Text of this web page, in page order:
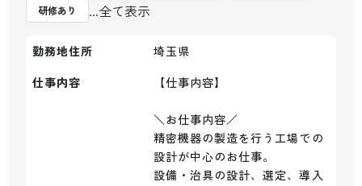
研修あり
...全て表示
勤務地住所
埼玉県
仕事内容
【仕事内容】
＼お仕事内容／
精密機器の製造を行う工場での
設計が中心のお仕事。
設備・治具の設計、選定、導入